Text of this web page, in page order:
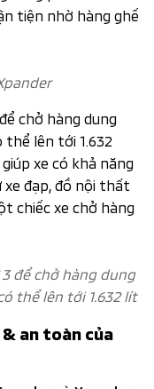
hòa kỹ thuật số